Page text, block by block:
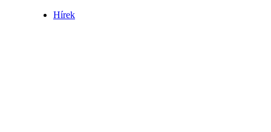
Hírek